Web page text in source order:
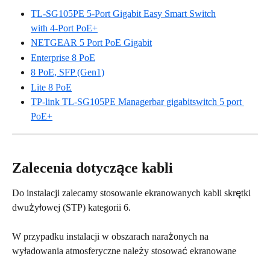
TL-SG105PE 5-Port Gigabit Easy Smart Switch
with 4-Port PoE+
NETGEAR 5 Port PoE Gigabit
Enterprise 8 PoE
8 PoE, SFP (Gen1)
Lite 8 PoE
TP-link TL-SG105PE Managerbar gigabitswitch 5 port
PoE+
Zalecenia dotyczące kabli
Do instalacji zalecamy stosowanie ekranowanych kabli skrętki
dwużyłowej (STP) kategorii 6.
W przypadku instalacji w obszarach narażonych na
wyładowania atmosferyczne należy stosować ekranowane